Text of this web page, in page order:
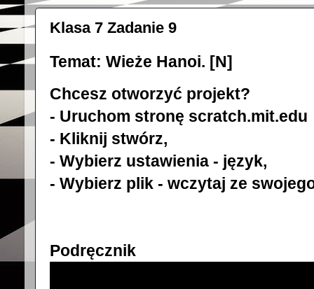
Klasa 7 Zadanie 9
Temat: Wieże Hanoi. [N]
Chcesz otworzyć projekt?
- Uruchom stronę scratch.mit.edu
- Kliknij stwórz,
- Wybierz ustawienia - język,
- Wybierz plik - wczytaj ze
Podręcznik